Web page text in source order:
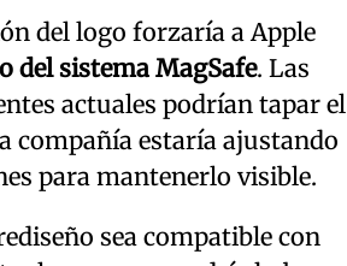
del logo forzaría a Apple
del sistema MagSafe. Las
actuales podrían tapar el
compañía estaría ajustando
para mantenerlo visible.
sea compatible con